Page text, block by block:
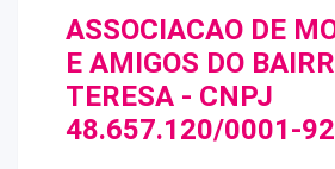
ASSOCIACAO DE
E AMIGOS DO
TERESA - CNPJ
48.657.120/0001-92